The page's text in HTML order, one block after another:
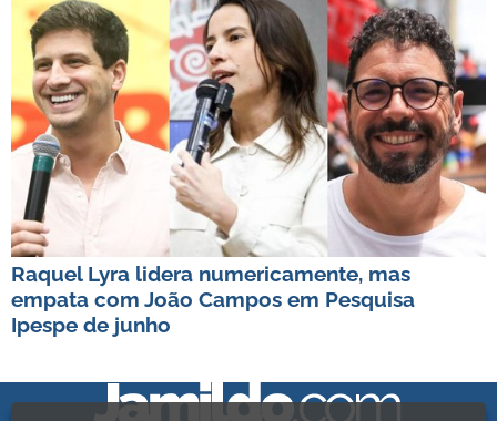
Raquel Lyra lidera numericamente, mas
empata com João Campos em Pesquisa
Ipespe de junho